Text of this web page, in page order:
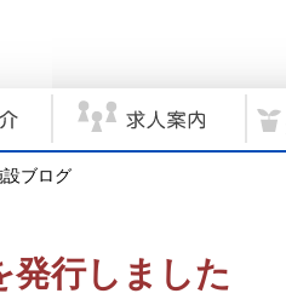
設ブログ
発行しました